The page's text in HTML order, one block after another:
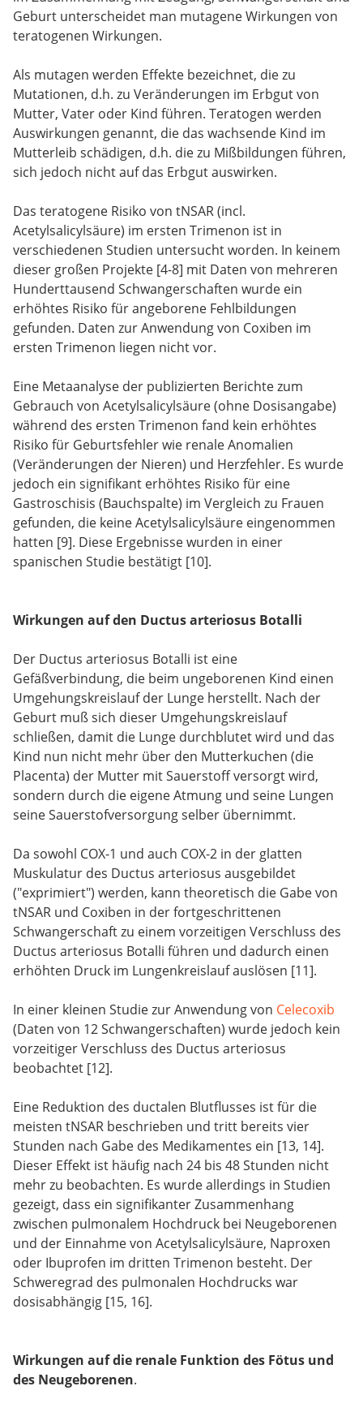
Geburt unterscheidet man mutagene Wirkungen von
teratogenen Wirkungen.
Als mutagen werden Effekte bezeichnet, die zu
Mutationen, d.h. zu Veränderungen im Erbgut von
Mutter, Vater oder Kind führen. Teratogen werden
Auswirkungen genannt, die das wachsende Kind im
Mutterleib schädigen, d.h. die zu Mißbildungen führen,
sich jedoch nicht auf das Erbgut auswirken.
Das teratogene Risiko von tNSAR (incl.
Acetylsalicylsäure) im ersten Trimenon ist in
verschiedenen Studien untersucht worden. In keinem
dieser großen Projekte [4-8] mit Daten von mehreren
Hunderttausend Schwangerschaften wurde ein
erhöhtes Risiko für angeborene Fehlbildungen
gefunden. Daten zur Anwendung von Coxiben im
ersten Trimenon liegen nicht vor.
Eine Metaanalyse der publizierten Berichte zum
Gebrauch von Acetylsalicylsäure (ohne Dosisangabe)
während des ersten Trimenon fand kein erhöhtes
Risiko für Geburtsfehler wie renale Anomalien
(Veränderungen der Nieren) und Herzfehler. Es wurde
jedoch ein signifikant erhöhtes Risiko für eine
Gastroschisis (Bauchspalte) im Vergleich zu Frauen
gefunden, die keine Acetylsalicylsäure eingenommen
hatten [9]. Diese Ergebnisse wurden in einer
spanischen Studie bestätigt [10].
Wirkungen auf den Ductus arteriosus Botalli
Der Ductus arteriosus Botalli ist eine
Gefäßverbindung, die beim ungeborenen Kind einen
Umgehungskreislauf der Lunge herstellt. Nach der
Geburt muß sich dieser Umgehungskreislauf
schließen, damit die Lunge durchblutet wird und das
Kind nun nicht mehr über den Mutterkuchen (die
Placenta) der Mutter mit Sauerstoff versorgt wird,
sondern durch die eigene Atmung und seine Lungen
seine Sauerstofversorgung selber übernimmt.
Da sowohl COX-1 und auch COX-2 in der glatten
Muskulatur des Ductus arteriosus ausgebildet
("exprimiert") werden, kann theoretisch die Gabe von
tNSAR und Coxiben in der fortgeschrittenen
Schwangerschaft zu einem vorzeitigen Verschluss des
Ductus arteriosus Botalli führen und dadurch einen
erhöhten Druck im Lungenkreislauf auslösen [11].
In einer kleinen Studie zur Anwendung von Celecoxib
(Daten von 12 Schwangerschaften) wurde jedoch kein
vorzeitiger Verschluss des Ductus arteriosus
beobachtet [12].
Eine Reduktion des ductalen Blutflusses ist für die
meisten tNSAR beschrieben und tritt bereits vier
Stunden nach Gabe des Medikamentes ein [13, 14].
Dieser Effekt ist häufig nach 24 bis 48 Stunden nicht
mehr zu beobachten. Es wurde allerdings in Studien
gezeigt, dass ein signifikanter Zusammenhang
zwischen pulmonalem Hochdruck bei Neugeborenen
und der Einnahme von Acetylsalicylsäure, Naproxen
oder Ibuprofen im dritten Trimenon besteht. Der
Schweregrad des pulmonalen Hochdrucks war
dosisabhängig [15, 16].
Wirkungen auf die renale Funktion des Fötus und
des Neugeborenen.